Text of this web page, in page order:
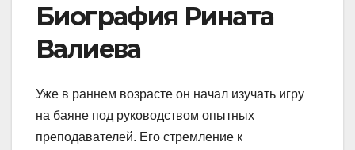
Биография Рината
Валиева
Уже в раннем возрасте он начал изучать игру
на баяне под руководством опытных
преподавателей. Его стремление к